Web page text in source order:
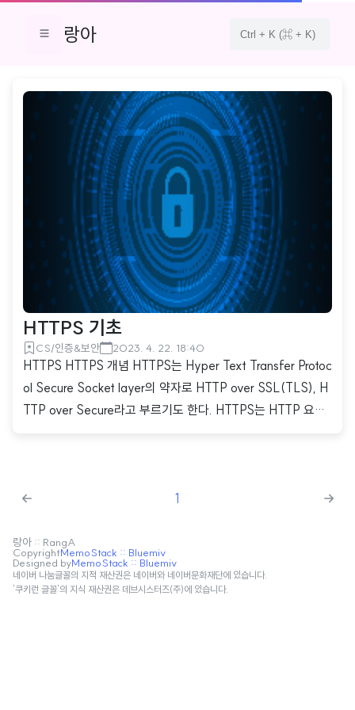
랑아
HTTPS 기초
CS/인증&보안 2023. 4. 22. 18:40
HTTPS HTTPS 개념 HTTPS는 Hyper Text Transfer Protoc
ol Secure Socket layer의 약자로 HTTP over SSL(TLS), H
TTP over Secure라고 부르기도 한다. HTTPS는 HTTP 요청
자가 서버와 클라이언트가 주고 받는 정보를 탈취할 수 없도록
법으로 데이터를 암호화하여 주고 받는다. 따라서 중간에 제삼
자에게 데이터가 탈취되더라도 그 내용을 알아볼 수 없다. HTT
P는 요청 및 응답이 탈취된다면 ..
1
랑아 :: RangA
CopyrightMemoStack :: Bluemiv
Designed byMemoStack :: Bluemiv
네이버 나눔글꼴의 지적 재산권은 네이버와 네이버문화재단에 있습니다.
'쿠키런 글꼴'의 지식 재산권은 데브시스터즈(주)에 있습니다.